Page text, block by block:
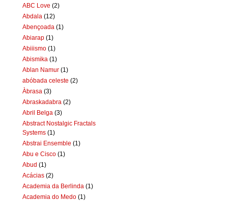
ABC Love (2)
Abdala (12)
Abençoada (1)
Abiarap (1)
Abiiismo (1)
Abismika (1)
Ablan Namur (1)
abóbada celeste (2)
Àbrasa (3)
Abraskadabra (2)
Abril Belga (3)
Abstract Nostalgic Fractals
Systems (1)
Abstrai Ensemble (1)
Abu e Cisco (1)
Abud (1)
Acácias (2)
Academia da Berlinda (1)
Academia do Medo (1)